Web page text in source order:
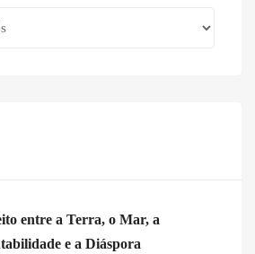
entre a Terra, o Mar, a
e a Diáspora